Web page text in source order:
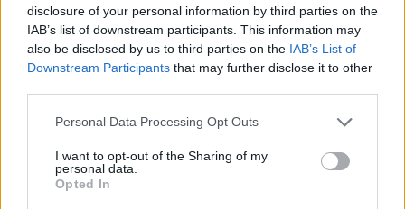
disclosure of your personal information by third parties on the
IAB’s list of downstream participants. This information may
also be disclosed by us to third parties on the IAB’s List of
Downstream Participants that may further disclose it to other
Personal Data Processing Opt Outs
I want to opt-out of the Sharing of my
personal data.
Opted In
díjmentesen jegyezhetők az UniCredit Bank országos
fiókhálózatában. Mivel az UniCredit Piaci Optimum...
KEDVES OLVASÓNK!
A keresett cikk a portfolio.hu hírarchívumához
regisztrációhoz kötött.